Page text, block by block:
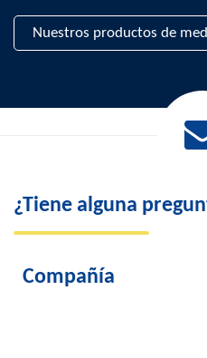
Nuestros productos de
¿Tiene alguna
Compañía